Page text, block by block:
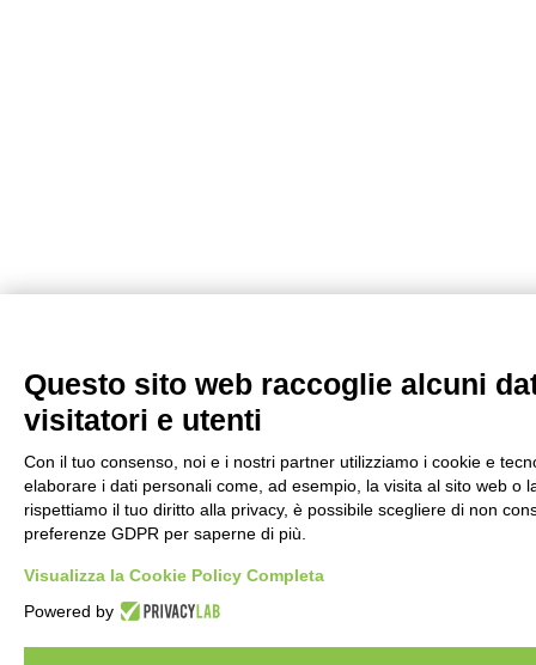
Questo sito web raccoglie alcuni
visitatori e utenti
Con il tuo consenso, noi e i nostri partner utilizziamo i cookie e
elaborare i dati personali come, ad esempio, la visita al sito web o
rispettiamo il tuo diritto alla privacy, è possibile scegliere di non
preferenze GDPR per saperne di più.
Visualizza la Cookie Policy Completa
Powered by